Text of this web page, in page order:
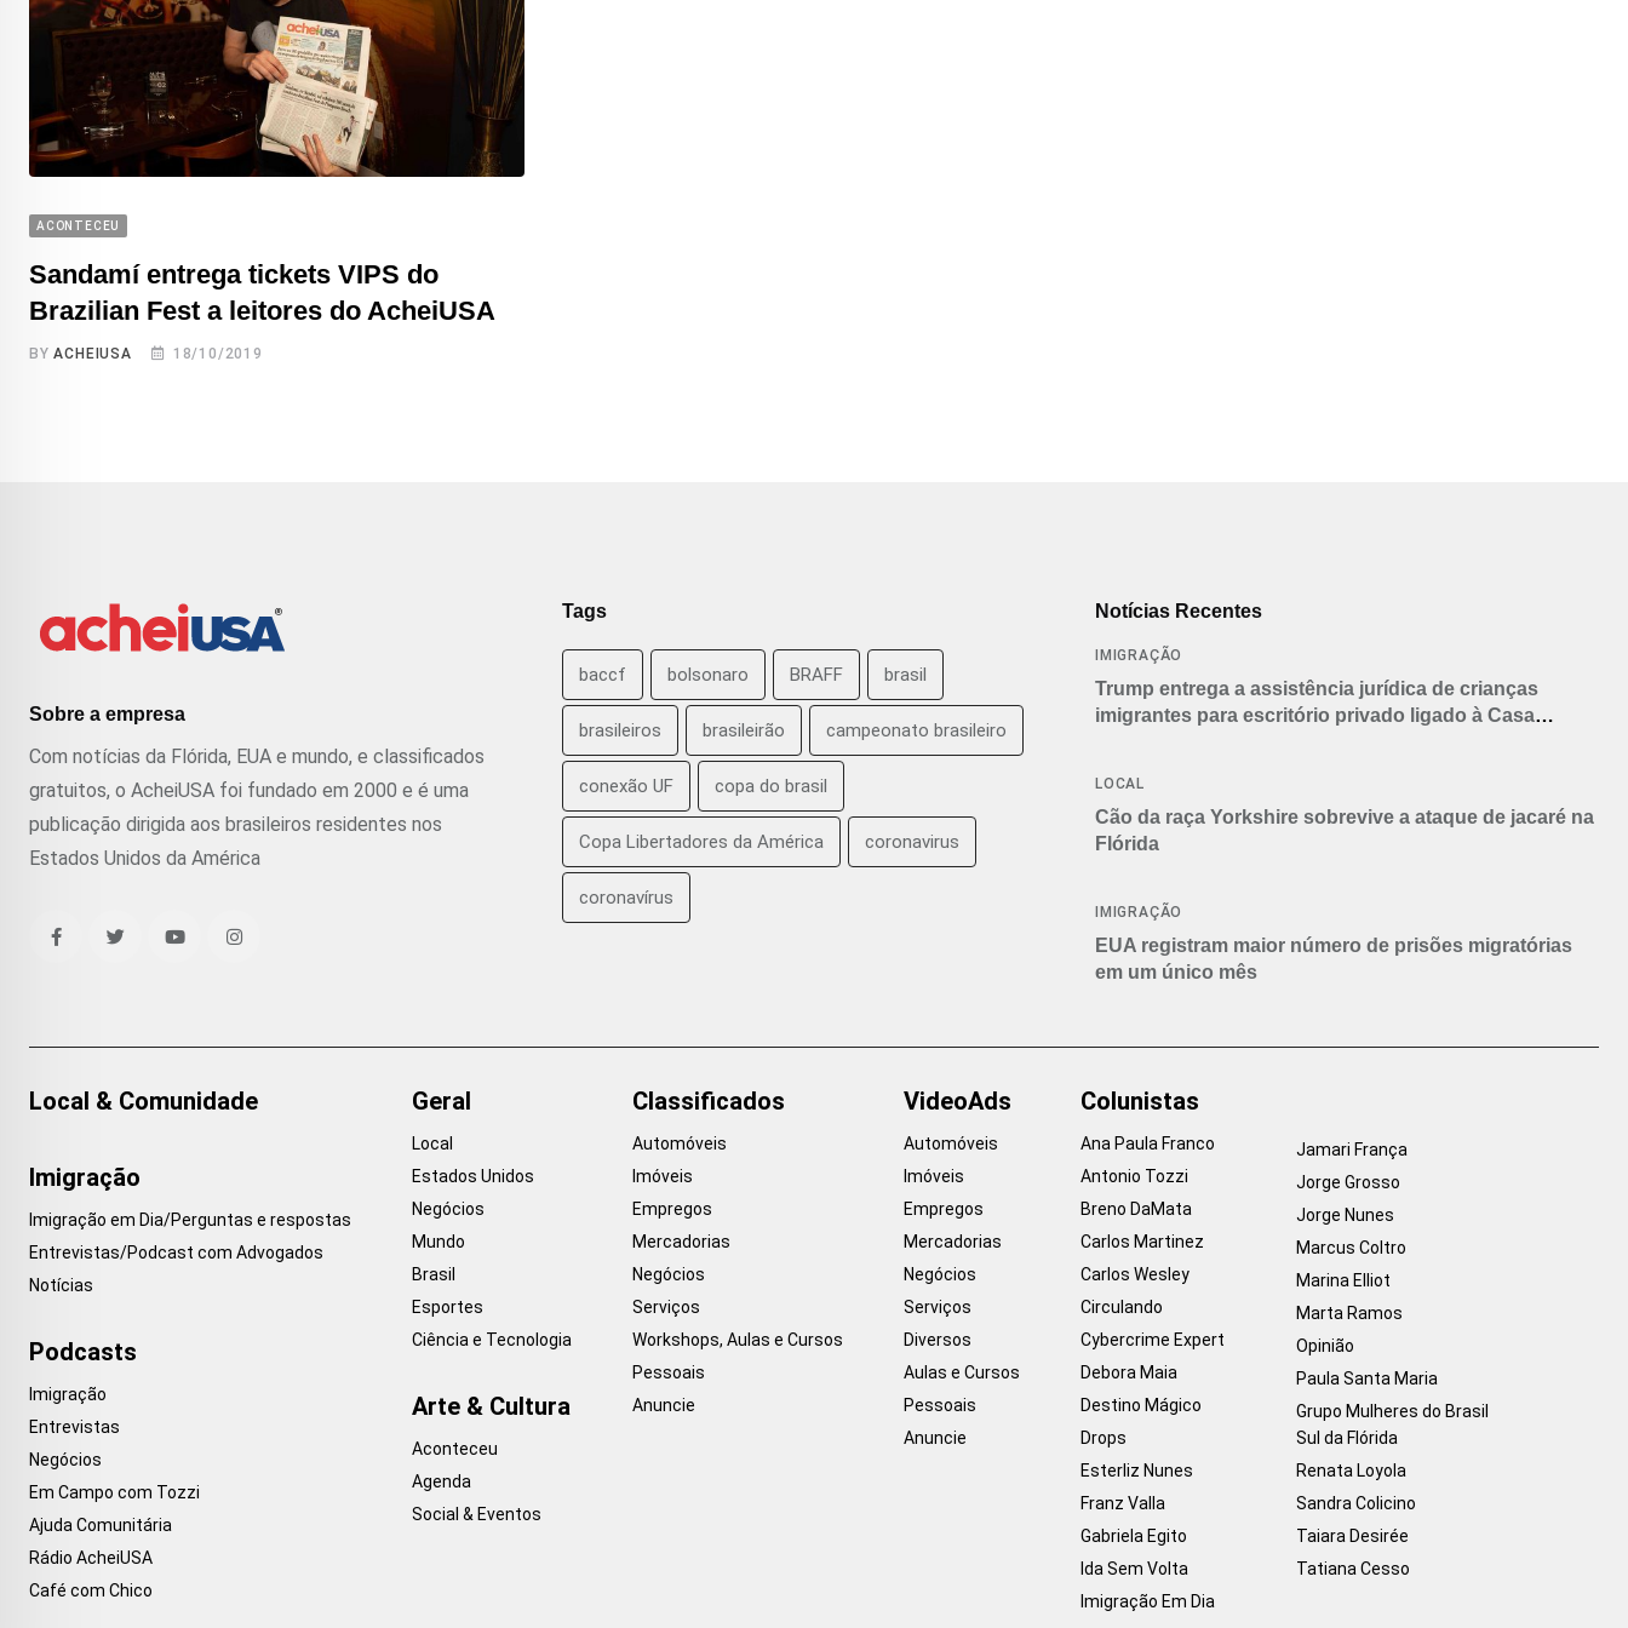
ACONTECEU
Sandamí entrega tickets VIPS do
Brazilian Fest a leitores do AcheiUSA
BYACHEIUSA 18/10/2019
Sobre a empresa
Com notícias da Flórida, EUA e mundo, e classificados
gratuitos, o AcheiUSA foi fundado em 2000 e é uma
publicação dirigida aos brasileiros residentes nos
Estados Unidos da América
Tags
baccf bolsonaro BRAFF brasil
brasileiros brasileirão campeonato brasileiro
conexão UF copa do brasil
Copa Libertadores da América coronavirus
coronavírus
Notícias Recentes
IMIGRAÇÃO
Trump entrega a assistência jurídica de crianças
imigrantes para escritório privado ligado à Casa
LOCAL
Cão da raça Yorkshire sobrevive a ataque de jacaré na
Flórida
IMIGRAÇÃO
EUA registram maior número de prisões migratórias
em um único mês
Local & Comunidade
Imigração
Imigração em Dia/Perguntas e respostas
Entrevistas/Podcast com Advogados
Notícias
Podcasts
Imigração
Entrevistas
Negócios
Em Campo com Tozzi
Ajuda Comunitária
Rádio AcheiUSA
Café com Chico
Geral
Local
Estados Unidos
Negócios
Mundo
Brasil
Esportes
Ciência e Tecnologia
Arte & Cultura
Aconteceu
Agenda
Social & Eventos
Classificados
Automóveis
Imóveis
Empregos
Mercadorias
Negócios
Serviços
Workshops, Aulas e Cursos
Pessoais
Anuncie
VideoAds
Automóveis
Imóveis
Empregos
Mercadorias
Negócios
Serviços
Diversos
Aulas e Cursos
Pessoais
Anuncie
Colunistas
Ana Paula Franco
Antonio Tozzi
Breno DaMata
Carlos Martinez
Carlos Wesley
Circulando
Cybercrime Expert
Debora Maia
Destino Mágico
Drops
Esterliz Nunes
Franz Valla
Gabriela Egito
Ida Sem Volta
Imigração Em Dia
Jamari França
Jorge Grosso
Jorge Nunes
Marcus Coltro
Marina Elliot
Marta Ramos
Opinião
Paula Santa Maria
Grupo Mulheres do Brasil
Sul da Flórida
Renata Loyola
Sandra Colicino
Taiara Desirée
Tatiana Cesso